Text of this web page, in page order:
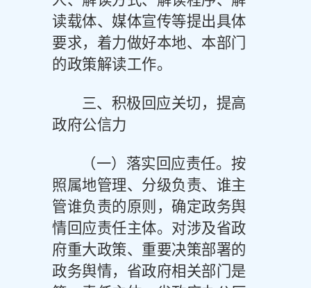
读载体、媒体宣传等提出具体
要求，着力做好本地、本部门
的政策解读工作。
三、积极回应关切，提高
政府公信力
（一）落实回应责任。 按
照属地管理、分级负责、谁主
管谁负责的原则，确定政务舆
情回应责任主体。对涉及省政
府重大政策、重要决策部署的
政务舆情，省政府相关部门是